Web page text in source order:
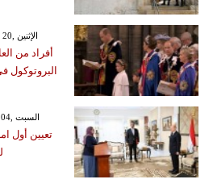
GMT 11:32 2026 الإثنين ,20 إبريل / نيسان
أفراد من
البروتوكول
GMT 16:54 2026 السبت ,04 إبريل / نيسان
تعيين أول